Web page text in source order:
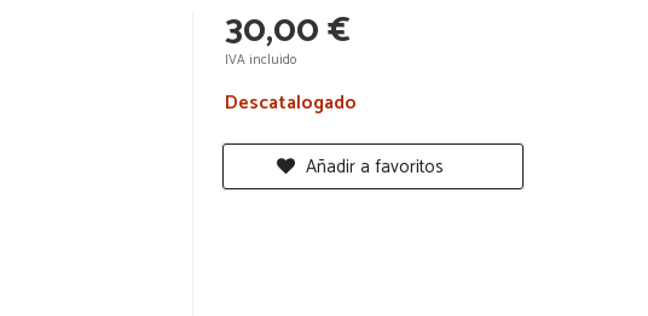
30,00 €
IVA incluido
Descatalogado
Añadir a favoritos